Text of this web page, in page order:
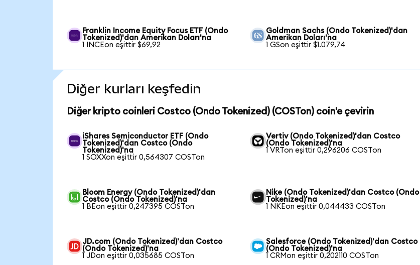
Franklin Income Equity Focus ETF (Ondo
Tokenized)'dan Amerikan Doları'na
1 INCEon eşittir $69,92
Goldman Sachs (Ondo Tokenized)'dan
Amerikan Doları'na
1 GSon eşittir $1.079,74
Diğer kurları keşfedin
Diğer kripto coinleri Costco (Ondo Tokenized) (COSTon) coin'e çevirin
iShares Semiconductor ETF (Ondo
Tokenized)'dan Costco (Ondo
Tokenized)'na
1 SOXXon eşittir 0,564307 COSTon
Vertiv (Ondo Tokenized)'dan Costco
(Ondo Tokenized)'na
1 VRTon eşittir 0,296206 COSTon
Bloom Energy (Ondo Tokenized)'dan
Costco (Ondo Tokenized)'na
1 BEon eşittir 0,247395 COSTon
Nike (Ondo Tokenized)'dan Costco (Ondo
Tokenized)'na
1 NKEon eşittir 0,044433 COSTon
JD.com (Ondo Tokenized)'dan Costco
(Ondo Tokenized)'na
1 JDon eşittir 0,035685 COSTon
Salesforce (Ondo Tokenized)'dan Costco
(Ondo Tokenized)'na
1 CRMon eşittir 0,202110 COSTon